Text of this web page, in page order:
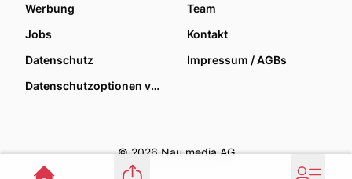
Werbung
Team
Jobs
Kontakt
Datenschutz
Impressum / AGBs
Datenschutzoptionen verwalten
© 2026 Nau media AG